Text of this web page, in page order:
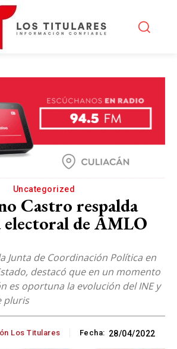
Uncategorized
Castro respalda
de AMLO
Junta de Coordinación Política en
destacó que en un momento
es oportuna la evolución del INE y
pluris
Los Titulares Fecha: 28/04/2022